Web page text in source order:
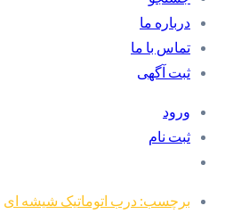
درباره ما
تماس با ما
ثبت آگهی
ورود
ثبت نام
برچسب: درب اتوماتیک شیشه ای